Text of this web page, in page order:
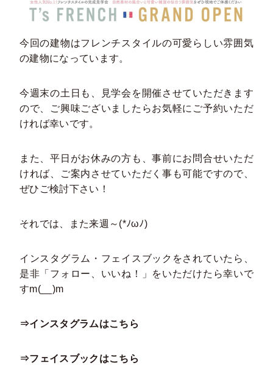
今回の建物はフレンチスタイルの可愛らしい雰囲気
の建物になっています。
今週末の土日も、見学会を開催させていただきます
ので、ご興味ございましたらお気軽にご予約いただ
ければ幸いです。
また、平日がお休みの方も、事前にお問合せいただ
ければ、ご案内させていただく事も可能ですので、
ぜひご検討下さい！
それでは、また来週～(*ﾉωﾉ)
インスタグラム・フェイスブックをされていたら、
是非「フォロー、いいね！」をいただけたら幸いで
すm(__)m
⇒インスタグラムはこちら
⇒フェイスブックはこちら